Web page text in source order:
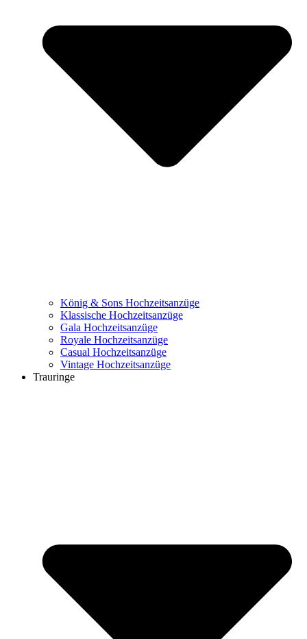
König & Sons Hochzeitsanzüge
Klassische Hochzeitsanzüge
Gala Hochzeitsanzüge
Royale Hochzeitsanzüge
Casual Hochzeitsanzüge
Vintage Hochzeitsanzüge
Trauringe